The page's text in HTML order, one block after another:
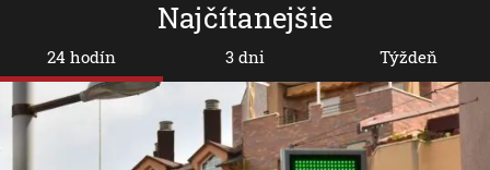
Najčítanejšie
24 hodín 3 dni Týždeň